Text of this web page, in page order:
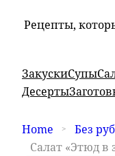
Рецепты,
ЗакускиСупы
Десерты
Home
Без
Салат «Этюд в